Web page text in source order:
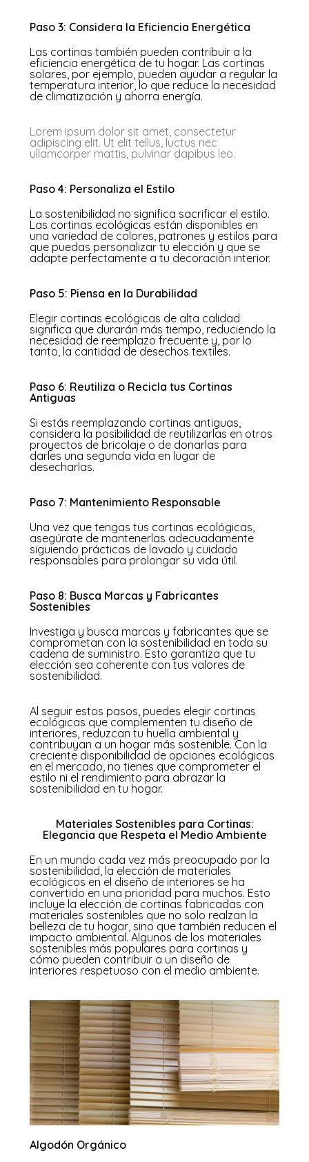
Paso 3: Considera la Eficiencia Energética
Las cortinas también pueden contribuir a la
eficiencia energética de tu hogar. Las cortinas
solares, por ejemplo, pueden ayudar a regular la
temperatura interior, lo que reduce la necesidad
de climatización y ahorra energía.
Lorem ipsum dolor sit amet, consectetur
adipiscing elit. Ut elit tellus, luctus nec
ullamcorper mattis, pulvinar dapibus leo.
Paso 4: Personaliza el Estilo
La sostenibilidad no significa sacrificar el estilo.
Las cortinas ecológicas están disponibles en
una variedad de colores, patrones y estilos para
que puedas personalizar tu elección y que se
adapte perfectamente a tu decoración interior.
Paso 5: Piensa en la Durabilidad
Elegir cortinas ecológicas de alta calidad
significa que durarán más tiempo, reduciendo la
necesidad de reemplazo frecuente y, por lo
tanto, la cantidad de desechos textiles.
Paso 6: Reutiliza o Recicla tus Cortinas
Antiguas
Si estás reemplazando cortinas antiguas,
considera la posibilidad de reutilizarlas en otros
proyectos de bricolaje o de donarlas para
darles una segunda vida en lugar de
desecharlas.
Paso 7: Mantenimiento Responsable
Una vez que tengas tus cortinas ecológicas,
asegúrate de mantenerlas adecuadamente
siguiendo prácticas de lavado y cuidado
responsables para prolongar su vida útil.
Paso 8: Busca Marcas y Fabricantes
Sostenibles
Investiga y busca marcas y fabricantes que se
comprometan con la sostenibilidad en toda su
cadena de suministro. Esto garantiza que tu
elección sea coherente con tus valores de
sostenibilidad.
Al seguir estos pasos, puedes elegir cortinas
ecológicas que complementen tu diseño de
interiores, reduzcan tu huella ambiental y
contribuyan a un hogar más sostenible. Con la
creciente disponibilidad de opciones ecológicas
en el mercado, no tienes que comprometer el
estilo ni el rendimiento para abrazar la
sostenibilidad en tu hogar.
Materiales Sostenibles para Cortinas:
Elegancia que Respeta el Medio Ambiente
En un mundo cada vez más preocupado por la
sostenibilidad, la elección de materiales
ecológicos en el diseño de interiores se ha
convertido en una prioridad para muchos. Esto
incluye la elección de cortinas fabricadas con
materiales sostenibles que no solo realzan la
belleza de tu hogar, sino que también reducen el
impacto ambiental. Algunos de los materiales
sostenibles más populares para cortinas y
cómo pueden contribuir a un diseño de
interiores respetuoso con el medio ambiente.
Algodón Orgánico